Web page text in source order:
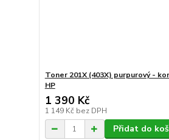
Toner 201X (403X) purpurový -
HP
1 390 Kč
1 149 Kč bez DPH
Přidat do